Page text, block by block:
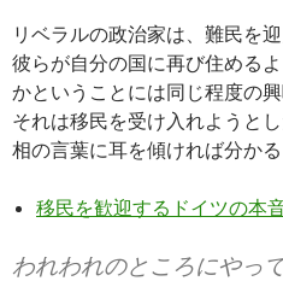
リベラルの政治家は、難民を
彼らが自分の国に再び住める
かということには同じ程度の
それは移民を受け入れようと
相の言葉に耳を傾ければ分かる
移民を歓迎するドイツの本
われわれのところにやっ